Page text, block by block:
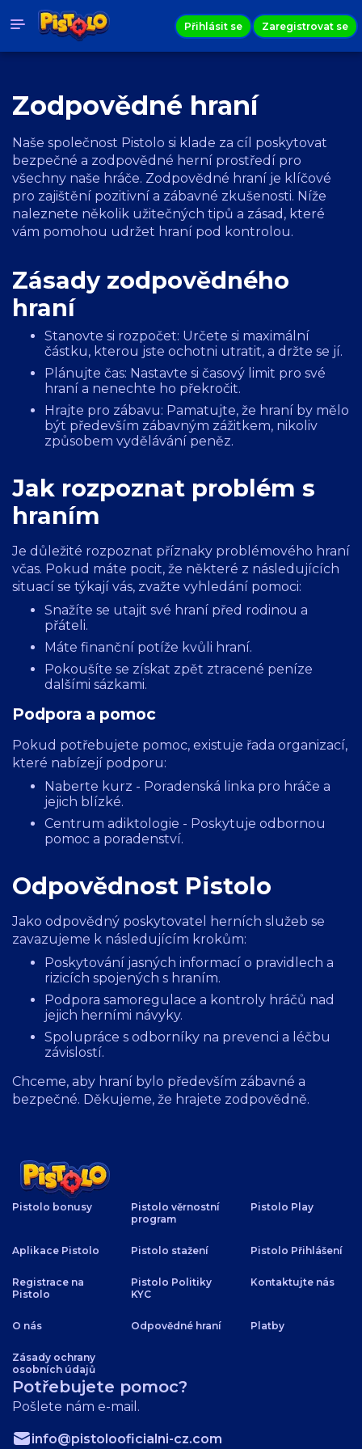
Přihlásit se Zaregistrovat se
Zodpovědné hraní
Naše společnost Pistolo si klade za cíl poskytovat
bezpečné a zodpovědné herní prostředí pro
všechny naše hráče. Zodpovědné hraní je klíčové
pro zajištění pozitivní a zábavné zkušenosti. Níže
naleznete několik užitečných tipů a zásad, které
vám pomohou udržet hraní pod kontrolou.
Zásady zodpovědného
hraní
Stanovte si rozpočet: Určete si maximální
částku, kterou jste ochotni utratit, a držte se jí.
Plánujte čas: Nastavte si časový limit pro své
hraní a nenechte ho překročit.
Hrajte pro zábavu: Pamatujte, že hraní by mělo
být především zábavným zážitkem, nikoliv
způsobem vydělávání peněz.
Jak rozpoznat problém s
hraním
Je důležité rozpoznat příznaky problémového hraní
včas. Pokud máte pocit, že některé z následujících
situací se týkají vás, zvažte vyhledání pomoci:
Snažíte se utajit své hraní před rodinou a
přáteli.
Máte finanční potíže kvůli hraní.
Pokoušíte se získat zpět ztracené peníze
dalšími sázkami.
Podpora a pomoc
Pokud potřebujete pomoc, existuje řada organizací,
které nabízejí podporu:
Naberte kurz - Poradenská linka pro hráče a
jejich blízké.
Centrum adiktologie - Poskytuje odbornou
pomoc a poradenství.
Odpovědnost Pistolo
Jako odpovědný poskytovatel herních služeb se
zavazujeme k následujícím krokům:
Poskytování jasných informací o pravidlech a
rizicích spojených s hraním.
Podpora samoregulace a kontroly hráčů nad
jejich herními návyky.
Spolupráce s odborníky na prevenci a léčbu
závislostí.
Chceme, aby hraní bylo především zábavné a
bezpečné. Děkujeme, že hrajete zodpovědně.
Pistolo bonusy
Pistolo věrnostní
program
Pistolo Play
Aplikace Pistolo Pistolo stažení Pistolo Přihlášení
Registrace na
Pistolo
Pistolo Politiky
KYC
Kontaktujte nás
O nás Odpovědné hraní Platby
Zásady ochrany
osobních údajů
Potřebujete pomoc?
Pošlete nám e-mail.
info@pistolooficialni-cz.com